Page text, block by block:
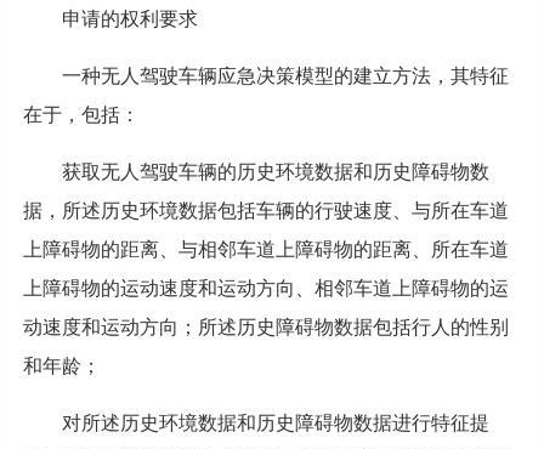
申请的权利要求
一种无人驾驶车辆应急决策模型的建立方法，其特征
在于，包括：
获取无人驾驶车辆的历史环境数据和历史障碍物数
据，所述历史环境数据包括车辆的行驶速度、与所在车道
上障碍物的距离、与相邻车道上障碍物的距离、所在车道
上障碍物的运动速度和运动方向、相邻车道上障碍物的运
动速度和运动方向；所述历史障碍物数据包括行人的性别
和年龄；
对所述历史环境数据和历史障碍物数据进行特征提